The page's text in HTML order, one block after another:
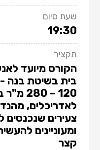
שעת סיום
19:30
תקציר
הקורס מיועד
בית בשיטת בנה
120 –
לאדריכלים,
צעירים שנכנסים
ומעוניינים
קצר